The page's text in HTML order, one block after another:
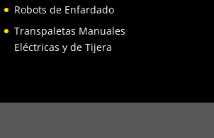
Robots de Enfardado
Transpaletas Manuales
Eléctricas y de Tijera